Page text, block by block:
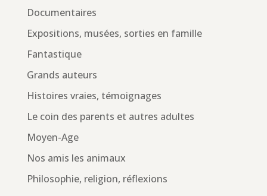
Documentaires
Expositions, musées, sorties en famille
Fantastique
Grands auteurs
Histoires vraies, témoignages
Le coin des parents et autres adultes
Moyen-Age
Nos amis les animaux
Philosophie, religion, réflexions